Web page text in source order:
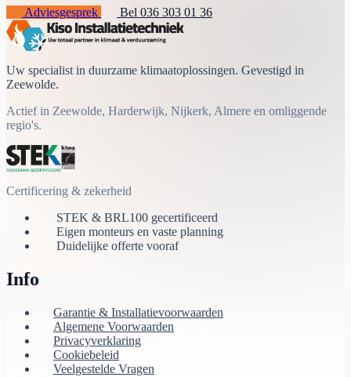
Adviesgesprek
Bel 036 303 01 36
Uw specialist in duurzame klimaatoplossingen. Gevestigd in
Zeewolde.
Actief in Zeewolde, Harderwijk, Nijkerk, Almere en omliggende
regio's.
Certificering & zekerheid
STEK & BRL100 gecertificeerd
Eigen monteurs en vaste planning
Duidelijke offerte vooraf
Info
Garantie & Installatievoorwaarden
Algemene Voorwaarden
Privacyverklaring
Cookiebeleid
Veelgestelde Vragen